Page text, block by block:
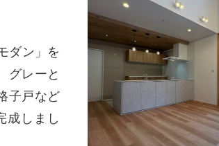
ダン」を
グレーと
子戸など
成しまし